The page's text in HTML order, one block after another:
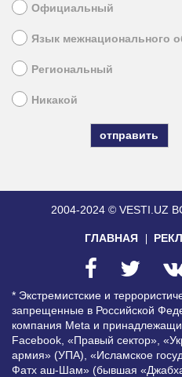
Официальный
Язык межнационального
Региональный
Никакой
2004-2024 © VESTI.UZ
ГЛАВНАЯ
* Экстремистские и
запрещенные в Российской
компания Meta и
Facebook, «Правый сектор»,
армия» (УПА), «Исламское
Фатх аш-Шам» (бывшая